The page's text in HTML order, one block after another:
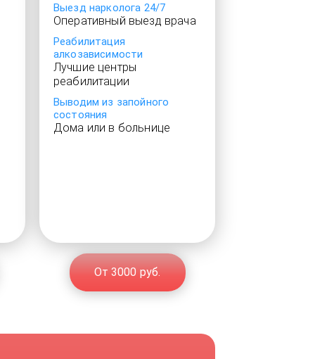
Выезд нарколога 24/7
Оперативный выезд врача
Реабилитация
алкозависимости
Лучшие центры
реабилитации
Выводим из запойного
состояния
Дома или в больнице
От 3000 руб.